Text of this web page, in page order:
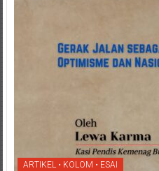
ARTIKEL • KOLOM • ESAI